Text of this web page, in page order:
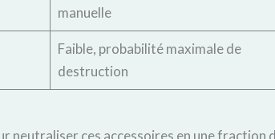
manuelle
Faible, probabilité maximale de
destruction
neutraliser ces accessoires en une fraction